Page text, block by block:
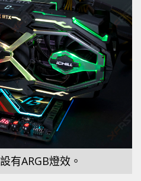
有ARGB燈效。